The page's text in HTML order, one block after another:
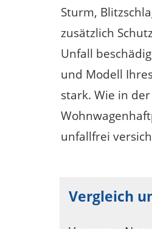
Sturm,
zusätzlich
Unfall
und Modell
stark. Wie in
unfallfrei
Vergleich